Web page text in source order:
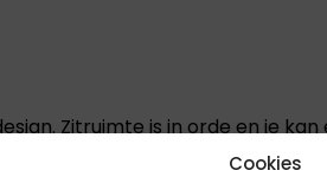
Cookies
Zitruimte is in orde en je
usb-aansluiting.